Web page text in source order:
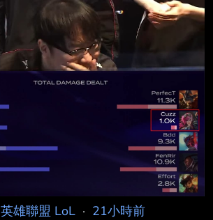
英雄聯盟 LoL · 21小時前